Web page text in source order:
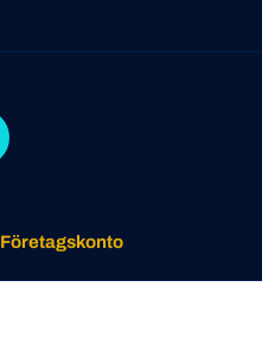
Företagskonto